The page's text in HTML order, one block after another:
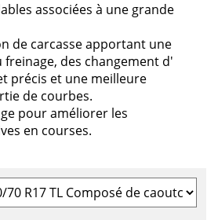
associées à une grande
de carcasse apportant une
des changement d'
précis et une meilleure
de courbes.
pour améliorer les
en courses.
la taille du pneu